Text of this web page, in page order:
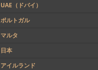
UAE（ドバイ）
ポルトガル
マルタ
日本
アイルランド